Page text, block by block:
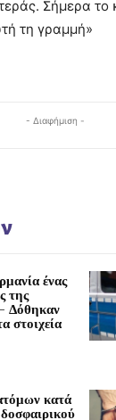
Σήμερα
τη γραμμή»
- Διαφήμιση -
ένας
της
στοιχεία
κατά